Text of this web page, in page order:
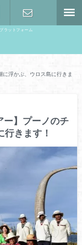
ラットフォーム
に浮かぶ、ウロス島に行きま
ー】プーノのチ
きます！